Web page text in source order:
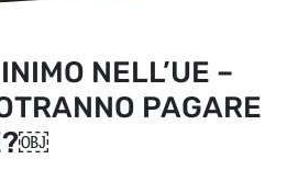
NELL’UE –
PAGARE